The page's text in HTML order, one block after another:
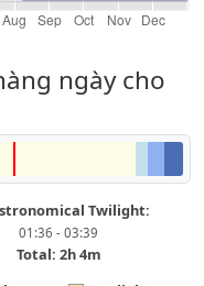
ngày cho
Twilight:
01:36 - 03:39
Total: 2h 4m